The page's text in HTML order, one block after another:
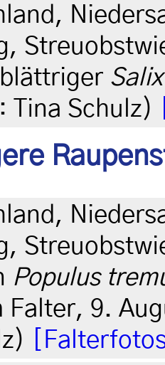
Salix
Tina Schulz)
Populus
Falter, 9.